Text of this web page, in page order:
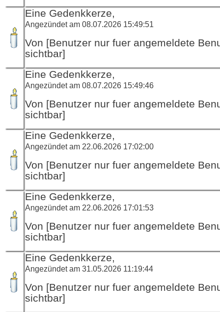
Eine Gedenkkerze,
Angezündet am 08.07.2026 15:49:51
Von [Benutzer nur fuer angemeldete
sichtbar]
Eine Gedenkkerze,
Angezündet am 08.07.2026 15:49:46
Von [Benutzer nur fuer angemeldete
sichtbar]
Eine Gedenkkerze,
Angezündet am 22.06.2026 17:02:00
Von [Benutzer nur fuer angemeldete
sichtbar]
Eine Gedenkkerze,
Angezündet am 22.06.2026 17:01:53
Von [Benutzer nur fuer angemeldete
sichtbar]
Eine Gedenkkerze,
Angezündet am 31.05.2026 11:19:44
Von [Benutzer nur fuer angemeldete
sichtbar]